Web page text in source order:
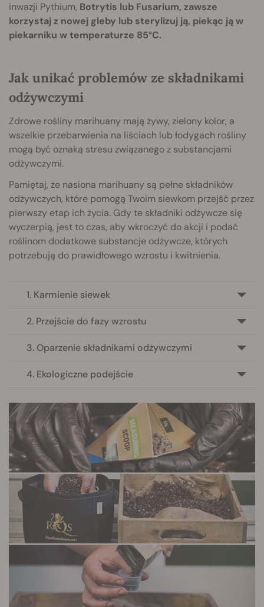
inwazji Pythium, Botrytis lub Fusarium, zawsze
korzystaj z nowej gleby lub sterylizuj ją, piekąc ją w
piekarniku w temperaturze 85°C.
Jak unikać problemów ze składnikami
odżywczymi
Zdrowe rośliny marihuany mają żywy, zielony kolor, a
wszelkie przebarwienia na liściach lub łodygach rośliny
mogą być oznaką stresu związanego z substancjami
odżywczymi.
Pamiętaj, że nasiona marihuany są pełne składników
odżywczych, które pomogą Twoim siewkom przejść przez
pierwszy etap ich życia. Gdy te składniki odżywcze się
wyczerpią, jest to czas, aby wkroczyć do akcji i podać
roślinom dodatkowe substancje odżywcze, których
potrzebują do prawidłowego wzrostu i kwitnienia.
1. Karmienie siewek
2. Przejście do fazy wzrostu
3. Oparzenie składnikami odżywczymi
4. Ekologiczne podejście